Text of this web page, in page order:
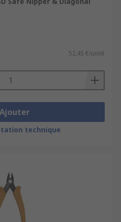
52,45 €/unité
technique